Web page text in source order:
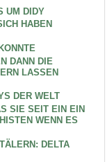
UM DIDY
HABEN
DANN DIE
LASSEN
DER WELT
SIE SEIT EIN EIN
WENN ES
DELTA